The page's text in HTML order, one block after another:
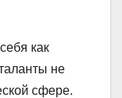
как
не
сфере.